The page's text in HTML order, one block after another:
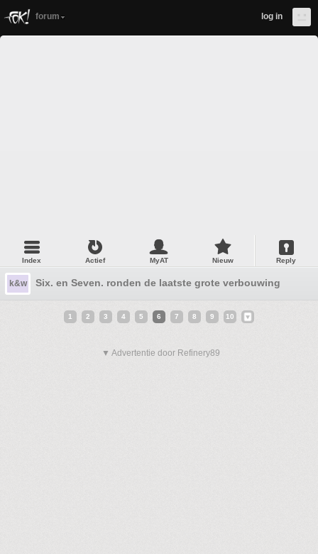
forum log in
Index Actief MyAT Nieuw Reply
k&w Six. en Seven. ronden de laatste grote verbouwing af #30
1 2 3 4 5 6 7 8 9 10
▼ Advertentie door Refinery89